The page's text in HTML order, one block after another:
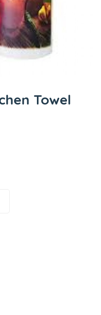
Towel